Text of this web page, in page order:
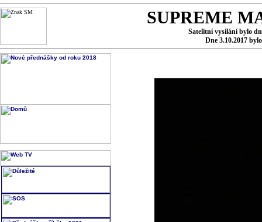
SUPREME
Satelitní vysílání bylo
Dne 3.10.2017